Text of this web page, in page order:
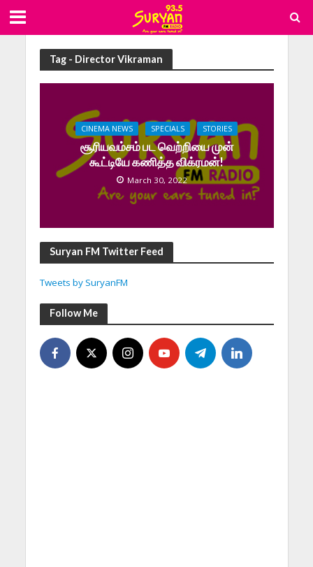
Tag - Director Vikraman
CINEMA NEWS SPECIALS STORIES
சூரியவம்சம் பட வெற்றியை முன்
கூட்டியே கணித்த விக்ரமன்!
March 30, 2022
Suryan FM Twitter Feed
Tweets by SuryanFM
Follow Me